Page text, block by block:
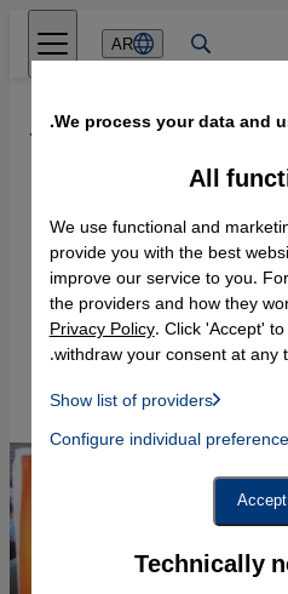
AR
الأولى ·
18.12.2018
الفاسد
We process your data and
Technically
All
We use functional and
provide you with the best
improve our service to you.
the providers and how they
Privacy Policy. Click 'Accept'
withdraw your consent at any
Show list of providers
Instagram Embed, Twitter
Facebook
Configure individual
Accept